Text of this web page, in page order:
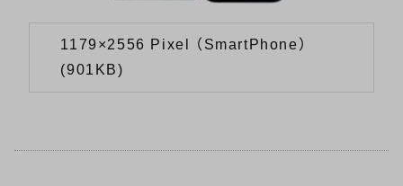
1179×2556 Pixel （SmartPhone）
(901KB)